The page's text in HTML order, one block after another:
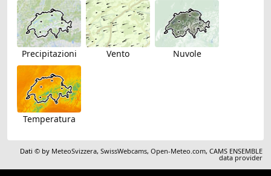
Precipitazioni Vento Nuvole
Temperatura
Dati © by MeteoSvizzera,SwissWebcams,Open-Meteo.com,CAMS ENSEMBLE
data provider